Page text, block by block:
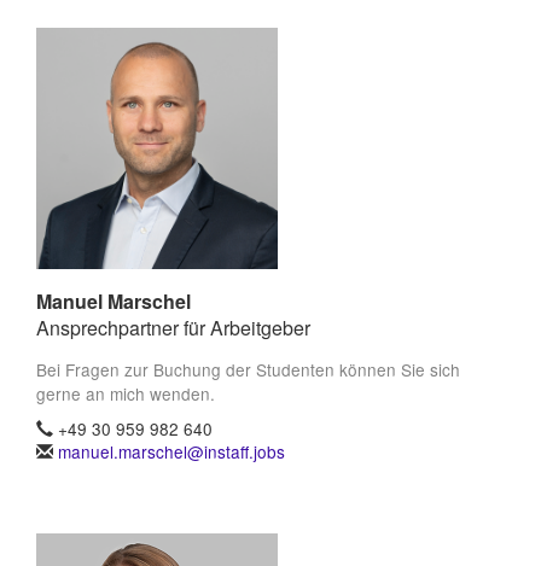
Manuel Marschel
Ansprechpartner für Arbeitgeber
Bei Fragen zur Buchung der Studenten können Sie sich
gerne an mich wenden.
+49 30 959 982 640
manuel.marschel@instaff.jobs